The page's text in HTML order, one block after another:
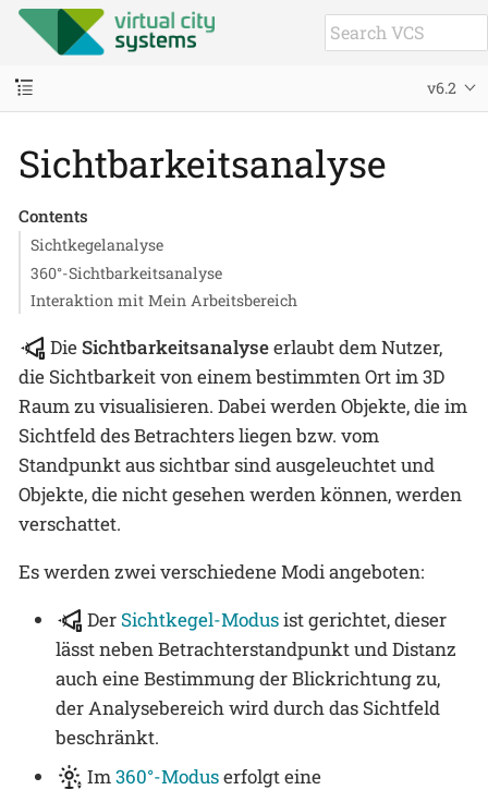
v6.2
Sichtbarkeitsanalyse
Contents
Sichtkegelanalyse
360°-Sichtbarkeitsanalyse
Interaktion mit Mein Arbeitsbereich
DieSichtbarkeitsanalyseerlaubt dem Nutzer,
die Sichtbarkeit von einem bestimmten Ort im 3D
Raum zu visualisieren. Dabei werden Objekte, die im
Sichtfeld des Betrachters liegen bzw. vom
Standpunkt aus sichtbar sind ausgeleuchtet und
Objekte, die nicht gesehen werden können, werden
verschattet.
Es werden zwei verschiedene Modi angeboten:
Der Sichtkegel-Modusist gerichtet, dieser
lässt neben Betrachterstandpunkt und Distanz
auch eine Bestimmung der Blickrichtung zu,
der Analysebereich wird durch das Sichtfeld
beschränkt.
Im360°-Moduserfolgt eine